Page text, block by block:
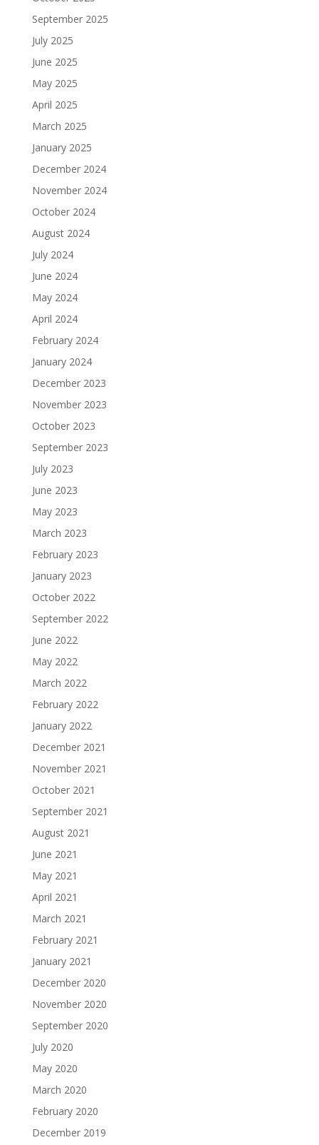
September 2025
July 2025
June 2025
May 2025
April 2025
March 2025
January 2025
December 2024
November 2024
October 2024
August 2024
July 2024
June 2024
May 2024
April 2024
February 2024
January 2024
December 2023
November 2023
October 2023
September 2023
July 2023
June 2023
May 2023
March 2023
February 2023
January 2023
October 2022
September 2022
June 2022
May 2022
March 2022
February 2022
January 2022
December 2021
November 2021
October 2021
September 2021
August 2021
June 2021
May 2021
April 2021
March 2021
February 2021
January 2021
December 2020
November 2020
September 2020
July 2020
May 2020
March 2020
February 2020
December 2019